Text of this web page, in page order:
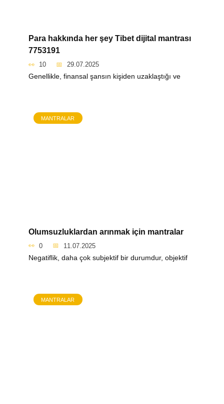
Para hakkında her şey Tibet dijital mantrası
7753191
10 29.07.2025
Genellikle, finansal şansın kişiden uzaklaştığı ve
MANTRALAR
Olumsuzluklardan arınmak için mantralar
0 11.07.2025
Negatiflik, daha çok subjektif bir durumdur, objektif
MANTRALAR